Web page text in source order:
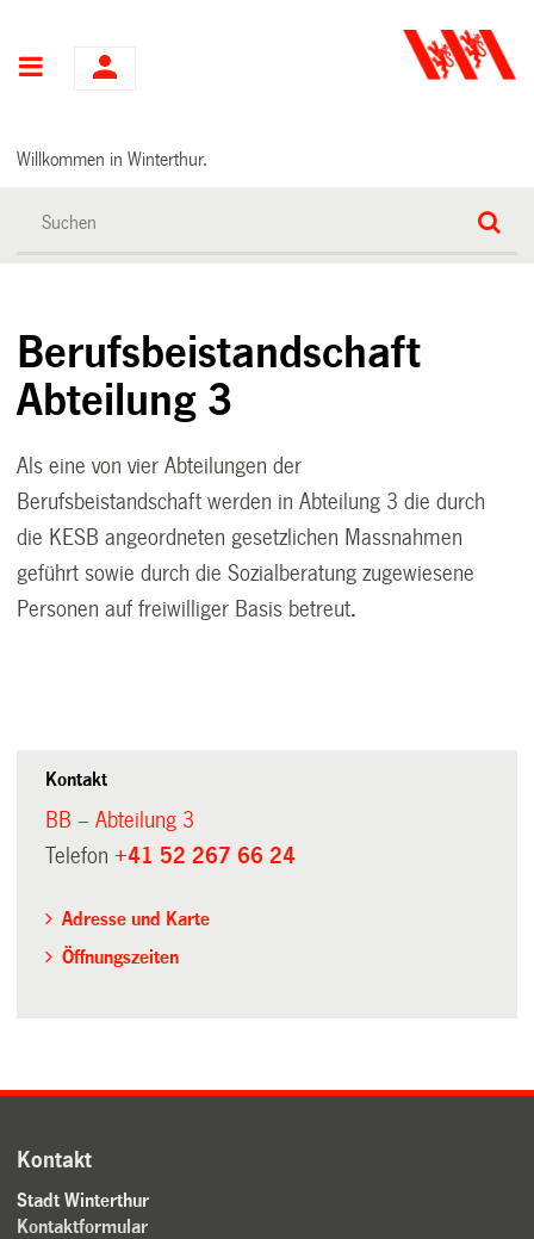
Hauptnavigation
Willkommen in Winterthur.
Berufsbeistandschaft
Abteilung 3
Als eine von vier Abteilungen der
Berufsbeistandschaft werden in Abteilung 3 die durch
die KESB angeordneten gesetzlichen Massnahmen
geführt sowie durch die Sozialberatung zugewiesene
Personen auf freiwilliger Basis betreut.
Kontakt
BB – Abteilung 3
Telefon+41 52 267 66 24
Adresse und Karte
Öffnungszeiten
Kontakt
Stadt Winterthur
Kontaktformular